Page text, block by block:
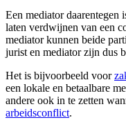
Een mediator daarentegen
laten verdwijnen van een
mediator kunnen beide
jurist en mediator zijn dus
Het is bijvoorbeeld voor
een lokale en betaalbare
andere ook in te zetten
arbeidsconflict.